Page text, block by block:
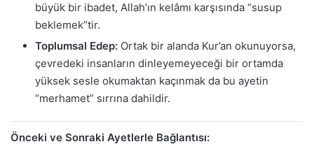
büyük bir ibadet, Allah’ın kelâmı karşısında “susup
beklemek”tir.
Toplumsal Edep: Ortak bir alanda Kur’an okunuyorsa,
çevredeki insanların dinleyemeyeceği bir ortamda
yüksek sesle okumaktan kaçınmak da bu ayetin
“merhamet” sırrına dahildir.
Önceki ve Sonraki Ayetlerle Bağlantısı: